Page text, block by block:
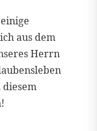
aus dem
Herrn
diesem